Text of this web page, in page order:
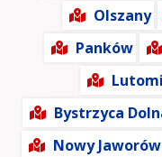
Olszany
Panków
Bystrzyca
Nowy Jaworów